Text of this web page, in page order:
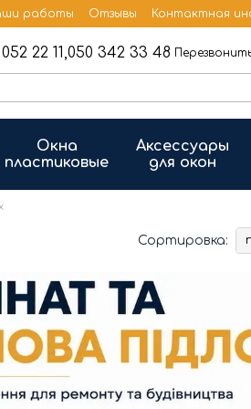
работы Отзывы Контактная
22 11,050 342 33 48
Окна
пластиковые
Аксессуары
для окон
Сортировка: